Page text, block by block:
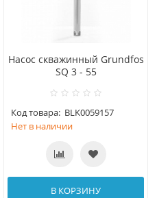
Насос скважинный Grundfos
SQ 3 - 55
Код товара: BLK0059157
Нет в наличии
В КОРЗИНУ